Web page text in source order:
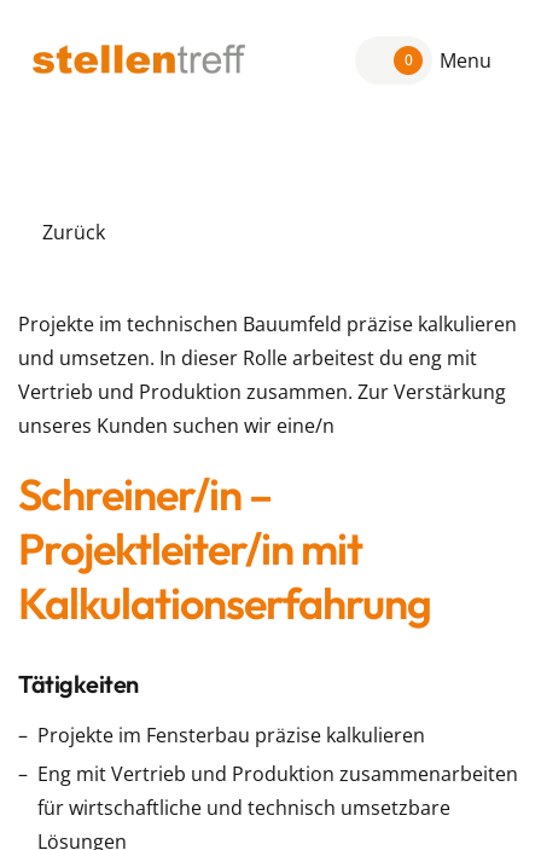
0 Menu
Zurück
Projekte im technischen Bauumfeld präzise kalkulieren
und umsetzen. In dieser Rolle arbeitest du eng mit
Vertrieb und Produktion zusammen. Zur Verstärkung
unseres Kunden suchen wir eine/n
Schreiner/in –
Projektleiter/in mit
Kalkulationserfahrung
Tätigkeiten
Projekte im Fensterbau präzise kalkulieren
Eng mit Vertrieb und Produktion zusammenarbeiten
für wirtschaftliche und technisch umsetzbare
Lösungen